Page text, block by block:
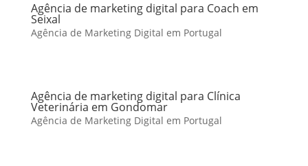
Agência de marketing digital para Coach em
Seixal
Agência de Marketing Digital em Portugal
Agência de marketing digital para Clínica
Veterinária em Gondomar
Agência de Marketing Digital em Portugal